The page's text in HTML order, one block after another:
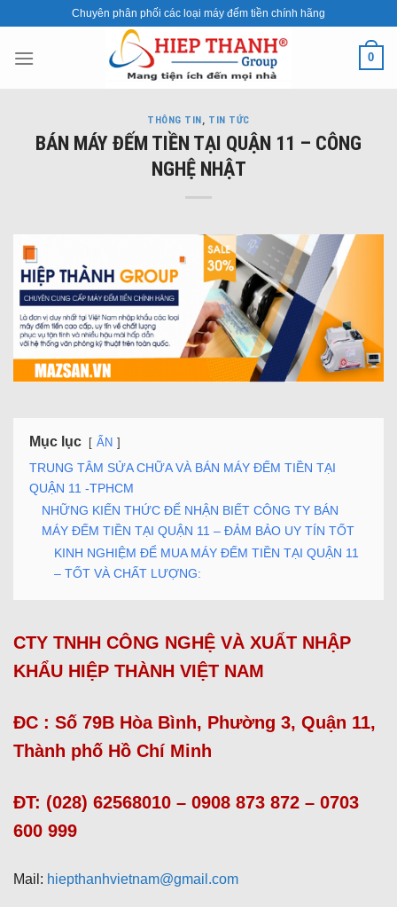
content
Chuyên phân phối các loại máy đếm tiền chính hãng
0
THÔNG TIN, TIN TỨC
BÁN MÁY ĐẾM TIỀN TẠI QUẬN 11 – CÔNG
NGHỆ NHẬT
Mục lục ẨN
TRUNG TÂM SỬA CHỮA VÀ BÁN MÁY ĐẾM TIỀN TẠI
QUẬN 11 -TPHCM
NHỮNG KIẾN THỨC ĐỂ NHẬN BIẾT CÔNG TY BÁN
MÁY ĐẾM TIỀN TẠI QUẬN 11 – ĐẢM BẢO UY TÍN TỐT
KINH NGHIỆM ĐỂ MUA MÁY ĐẾM TIỀN TẠI QUẬN 11
– TỐT VÀ CHẤT LƯỢNG:
CTY TNHH CÔNG NGHỆ VÀ XUẤT NHẬP
KHẨU HIỆP THÀNH VIỆT NAM
ĐC : Số 79B Hòa Bình, Phường 3, Quận 11,
Thành phố Hồ Chí Minh
ĐT: (028) 62568010 – 0908 873 872 – 0703
600 999
Mail: hiepthanhvietnam@gmail.com